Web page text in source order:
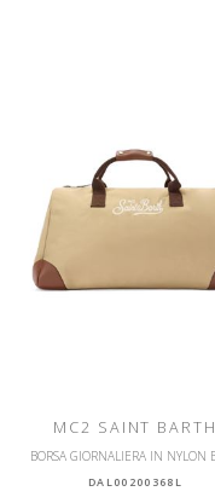
MC2 SAINT BARTH
DAL00200368L